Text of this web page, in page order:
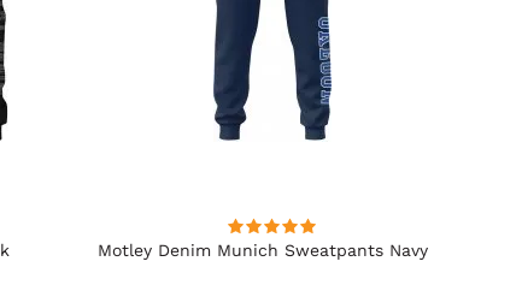
Motley Denim Munich Sweatpants Navy